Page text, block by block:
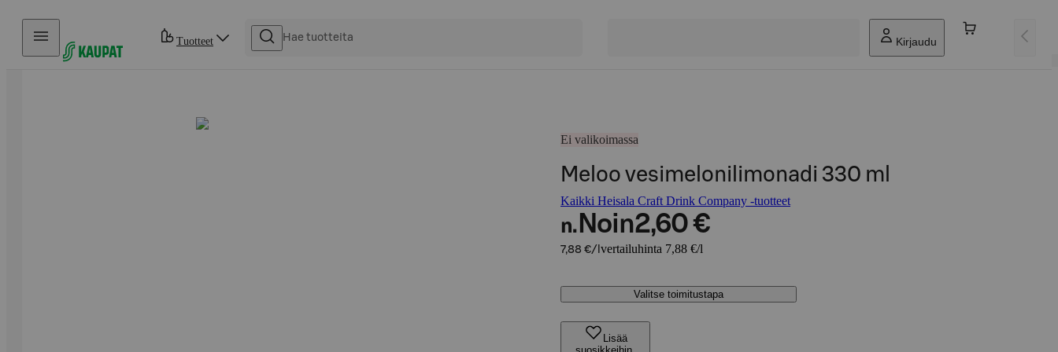
Hyppää sisältöön
Tuotteet Kirjaudu
Ei valikoimassa
Meloo vesimelonilimonadi 330 ml
Kaikki Heisala Craft Drink Company -tuotteet
n. Noin2,60 €
7,88 €/l vertailuhinta 7,88 €/l
Valitse toimitustapa
Lisää